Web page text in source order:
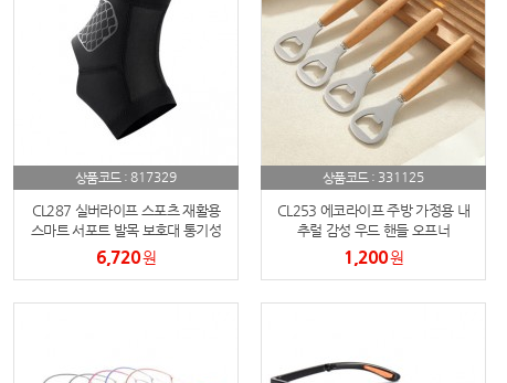
상품코드 : 817329
CL287 실버라이프 스포츠 재활용
스마트 서포트 발목 보호대 통기성
강화
6,720원
상품코드 : 331125
CL253 에코라이프 주방 가정용 내
추럴 감성 우드 핸들 오프너
1,200원